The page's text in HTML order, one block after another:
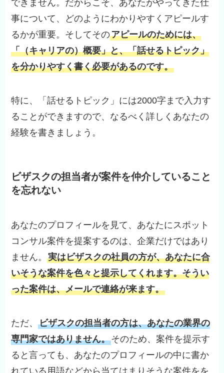
できません。だからこそ、あなたがやってきた仕
事について、どのようにわかりやすくアピールす
るかが重要。そしてそのアピールのためには、
「（キャリアの）概要」と、「話せるトピック」
を分かりやすく書く必要があるのです。
特に、「話せるトピック」には2000字まで入力す
ることができますので、なるべく詳しくあなたの
経験を書きましょう。
ビザスクの担当者が案件を仲介していること
を忘れない
あなたのプロフィールを見て、あなたにスポット
コンサル案件を提案するのは、企業だけではあり
ません。実はビザスクの社員の方が、あなたに合
いそうな案件を色々と提示してくれます。そうい
った案件は、メールで連絡が来ます。
ただ、ビザスクの担当者の方は、あなたの業界の
専門家ではありません。そのため、案件を提示す
ると言っても、あなたのプロフィールの中に書か
れている用語などから当てはまりそうな案件をを